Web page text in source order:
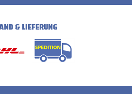
& LIEFERUNG